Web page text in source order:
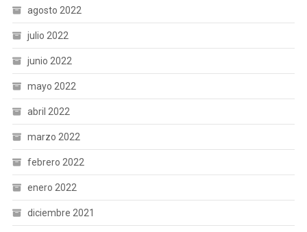
agosto 2022
julio 2022
junio 2022
mayo 2022
abril 2022
marzo 2022
febrero 2022
enero 2022
diciembre 2021